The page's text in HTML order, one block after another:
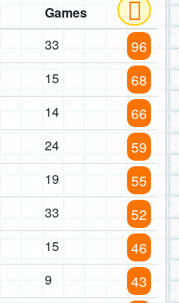
Games
33 96
15 68
14 66
24 59
19 55
33 52
15 46
9 43